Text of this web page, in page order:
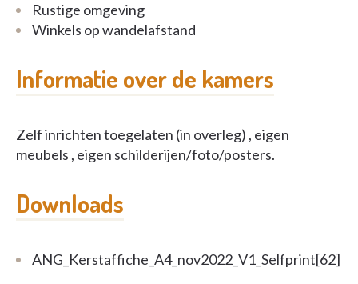
Rustige omgeving
Winkels op wandelafstand
Informatie over de kamers
Zelf inrichten toegelaten (in overleg) , eigen
meubels , eigen schilderijen/foto/posters.
Downloads
ANG_Kerstaffiche_A4_nov2022_V1_Selfprint[62]